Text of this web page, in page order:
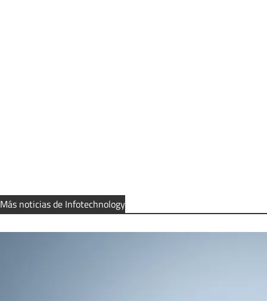
Más noticias de Infotechnology